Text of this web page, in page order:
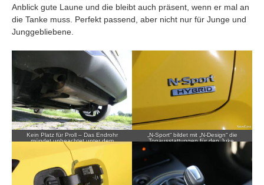
Anblick gute Laune und die bleibt auch präsent, wenn er mal an
die Tanke muss. Perfekt passend, aber nicht nur für Junge und
Junggebliebene.
Kein Platz für Proll – Das Endrohr
mündet unbeachtet unter dem
Fahrzeugheck.
„N-Sport“ bildet mit „N-Design“ die
Topausstattungen für den Juke.